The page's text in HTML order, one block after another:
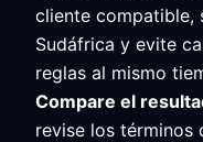
cliente compatible,
Sudáfrica y evite
reglas al mismo
Compare el
revise los términos